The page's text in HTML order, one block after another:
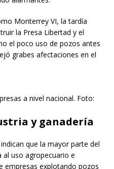
Monterrey VI, la tardía
la Presa Libertad y el
el poco uso de pozos antes
grabes afectaciones en el
a nivel nacional. Foto:
y ganadería
que la mayor parte del
al uso agropecuario e
empresas explotando pozos